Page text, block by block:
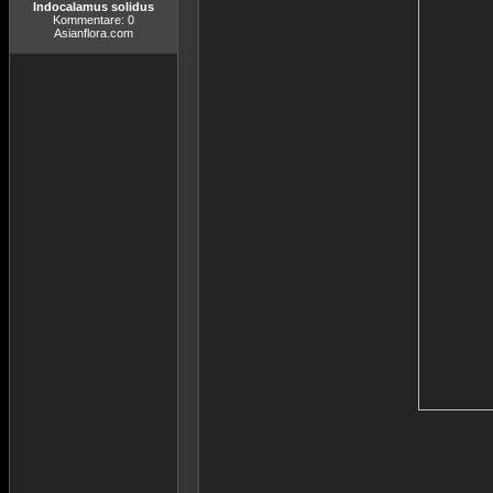
Indocalamus solidus
Kommentare: 0
Asianflora.com